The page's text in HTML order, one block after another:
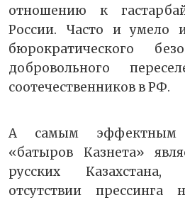
отношению к
России. Часто и умело
бюрократического
добровольного
соотечественников в РФ.
А самым эффектным
«батыров Казнета»
русских
отсутствии